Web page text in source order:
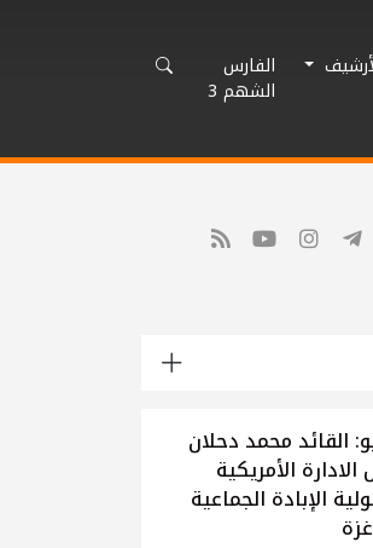
الفارس
الشهم 3
لقاء القيادي
محمد دحلان
الحرب